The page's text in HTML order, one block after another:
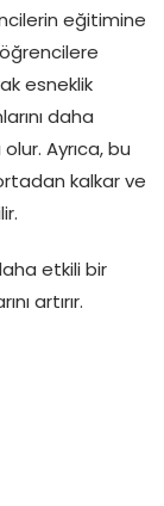
eğitimine
esneklik
daha
Ayrıca, bu
kalkar ve
etkili bir
artırır.